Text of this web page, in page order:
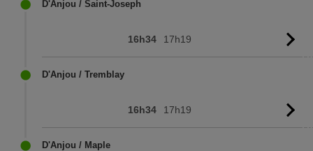
D'Anjou / Saint-Joseph
16h34 17h19
D'Anjou / Tremblay
16h34 17h19
D'Anjou / Maple